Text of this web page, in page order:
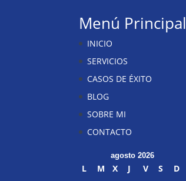
Menú Principal
INICIO
SERVICIOS
CASOS DE ÉXITO
BLOG
SOBRE MI
CONTACTO
agosto 2026
L M X J V S
D